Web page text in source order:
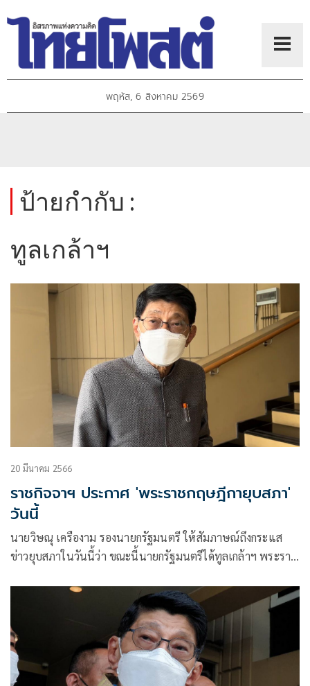
พฤหัส, 6 สิงหาคม 2569
ป้ายกำกับ :
ทูลเกล้าฯ
20 มีนาคม 2566
ราชกิจจาฯ ประกาศ 'พระราชกฤษฎีกายุบสภา'
วันนี้
นายวิษณุ เครืองาม รองนายกรัฐมนตรี ให้สัมภาษณ์ถึงกระแส
ข่าวยุบสภาในวันนี้ว่า ขณะนี้นายกรัฐมนตรีได้ทูลเกล้าฯ พระราช